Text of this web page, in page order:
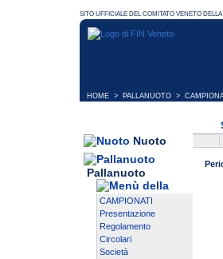
HOME > PALLANUOTO >
Nuoto
Pallanuoto
CAMPIONATI
Presentazione
Regolamento
Circolari
Società